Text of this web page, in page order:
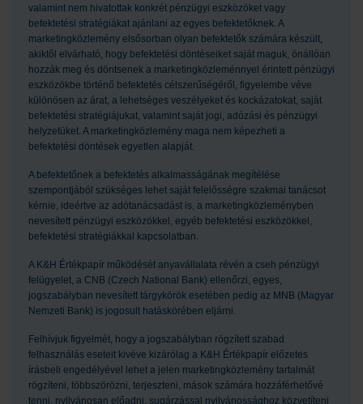
valamint nem hivatottak konkrét pénzügyi eszközöket vagy
befektetési stratégiákat ajánlani az egyes befektetőknek. A
marketingközlemény elsősorban olyan befektetők számára készült,
akiktől elvárható, hogy befektetési döntéseiket saját maguk, önállóan
hozzák meg és döntsenek a marketingközleménnyel érintett pénzügyi
eszközökbe történő befektetés célszerűségéről, figyelembe véve
különösen az árat, a lehetséges veszélyeket és kockázatokat, saját
befektetési stratégiájukat, valamint saját jogi, adózási és pénzügyi
helyzetüket. A marketingközlemény maga nem képezheti a
befektetési döntések egyetlen alapját.
A befektetőnek a befektetés alkalmasságának megítélése
szempontjából szükséges lehet saját felelősségre szakmai tanácsot
kérnie, ideértve az adótanácsadást is, a marketingközleményben
nevesített pénzügyi eszközökkel, egyéb befektetési eszközökkel,
befektetési stratégiákkal kapcsolatban.
A K&H Értékpapír működését anyavállalata révén a cseh pénzügyi
felügyelet, a CNB (Czech National Bank) ellenőrzi, egyes,
jogszabályban nevesített tárgykörök esetében pedig az MNB (Magyar
Nemzeti Bank) is jogosult hatáskörében eljárni.
Felhívjuk figyelmét, hogy a jogszabályban rögzített szabad
felhasználás eseteit kivéve kizárólag a K&H Értékpapír előzetes
írásbeli engedélyével lehet a jelen marketingközlemény tartalmát
rögzíteni, többszörözni, terjeszteni, mások számára hozzáférhetővé
tenni, nyilvánosan előadni, sugárzással nyilvánossághoz közvetíteni